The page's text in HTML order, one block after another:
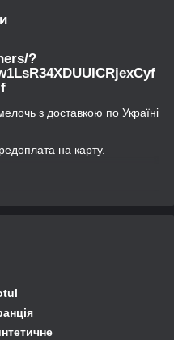
?
з доставкою по Україні
на карту.